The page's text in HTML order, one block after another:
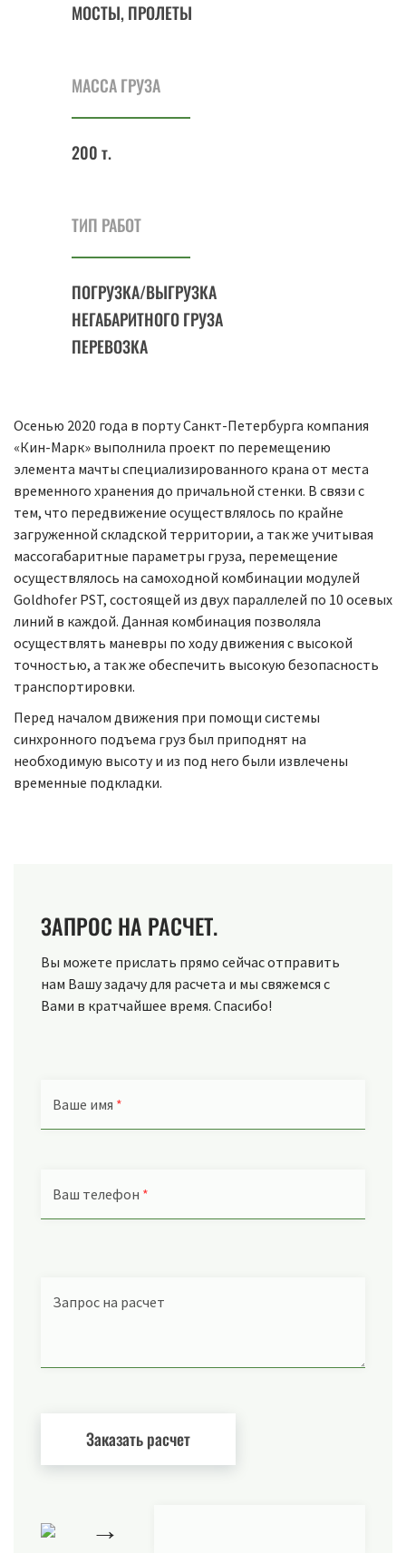
МОСТЫ, ПРОЛЕТЫ
МАССА ГРУЗА
200 т.
ТИП РАБОТ
ПОГРУЗКА/ВЫГРУЗКА
НЕГАБАРИТНОГО ГРУЗА
ПЕРЕВОЗКА
Осенью 2020 года в порту Санкт-Петербурга компания
«Кин-Марк» выполнила проект по перемещению
элемента мачты специализированного крана от места
временного хранения до причальной стенки. В связи с
тем, что передвижение осуществлялось по крайне
загруженной складской территории, а так же учитывая
массогабаритные параметры груза, перемещение
осуществлялось на самоходной комбинации модулей
Goldhofer PST, состоящей из двух параллелей по 10 осевых
линий в каждой. Данная комбинация позволяла
осуществлять маневры по ходу движения с высокой
точностью, а так же обеспечить высокую безопасность
транспортировки.
Перед началом движения при помощи системы
синхронного подъема груз был приподнят на
необходимую высоту и из под него были извлечены
временные подкладки.
ЗАПРОС НА РАСЧЕТ.
Вы можете прислать прямо сейчас отправить
нам Вашу задачу для расчета и мы свяжемся с
Вами в кратчайшее время. Спасибо!
Ваше имя *
Ваш телефон *
Запрос на расчет
→